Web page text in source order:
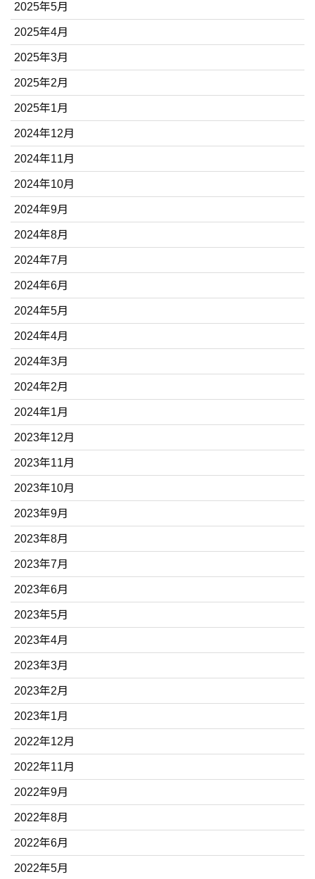
2025年5月
2025年4月
2025年3月
2025年2月
2025年1月
2024年12月
2024年11月
2024年10月
2024年9月
2024年8月
2024年7月
2024年6月
2024年5月
2024年4月
2024年3月
2024年2月
2024年1月
2023年12月
2023年11月
2023年10月
2023年9月
2023年8月
2023年7月
2023年6月
2023年5月
2023年4月
2023年3月
2023年2月
2023年1月
2022年12月
2022年11月
2022年9月
2022年8月
2022年6月
2022年5月